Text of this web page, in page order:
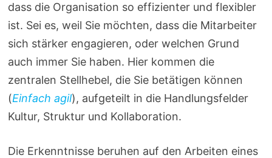
dass die Organisation so effizienter und flexibler
ist. Sei es, weil Sie möchten, dass die Mitarbeiter
sich stärker engagieren, oder welchen Grund
auch immer Sie haben. Hier kommen die
zentralen Stellhebel, die Sie betätigen können
(Einfach agil), aufgeteilt in die Handlungsfelder
Kultur, Struktur und Kollaboration.
Die Erkenntnisse beruhen auf den Arbeiten eines